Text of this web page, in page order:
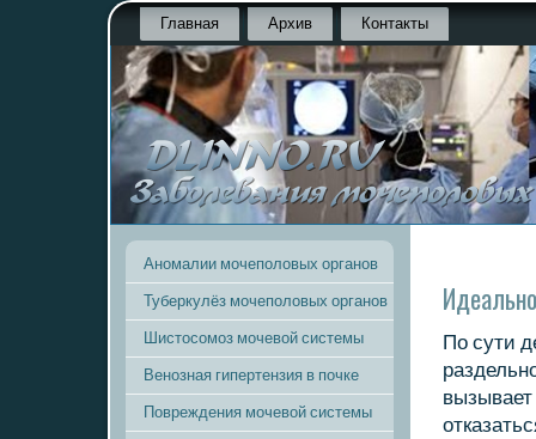
Главная Архив Контакты
Аномалии мочеполовых органов
Туберкулёз мочеполовых органов
Шистосомоз мочевой системы
Венозная гипертензия в почке
Повреждения мочевой системы
По сути